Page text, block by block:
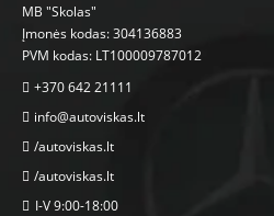
MB "Skolas"
Įmonės kodas: 304136883
PVM kodas: LT100009787012
+370 642 21111
info@autoviskas.lt
/autoviskas.lt
/autoviskas.lt
I-V 9:00-18:00